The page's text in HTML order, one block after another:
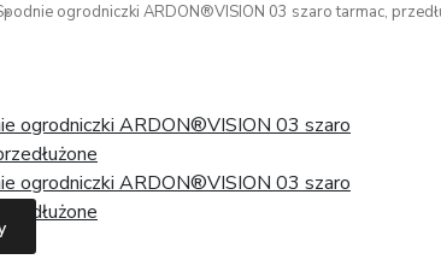
ogrodniczki ARDON®VISION 03 szaro tarmac,